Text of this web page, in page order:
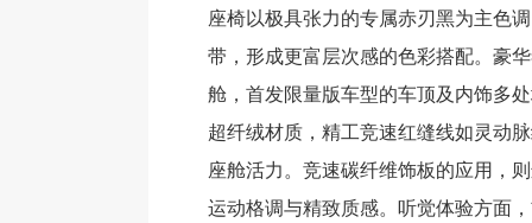
座椅以极具张力的专属赤刃黑为主色
带，形成更富层次感的色彩搭配。豪
舱，首发限量版车型的车顶及内饰多
超纤绒材质，精工竞速红缝线如灵动
座舱活力。竞速碳纤维饰板的应用，
运动格调与精致质感。听觉体验方面